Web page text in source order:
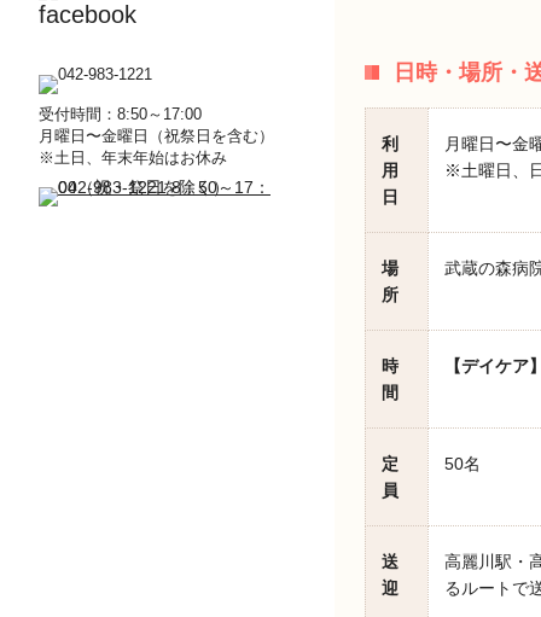
facebook
受付時間：8:50～17:00
月曜日〜金曜日（祝祭日を含む）
※土日、年末年始はお休み
日時・場所・
利
用
日
月曜日〜金
※土曜日、
場
所
武蔵の森病
時
間
【デイケア
定
員
50名
送
迎
高麗川駅・
るルートで